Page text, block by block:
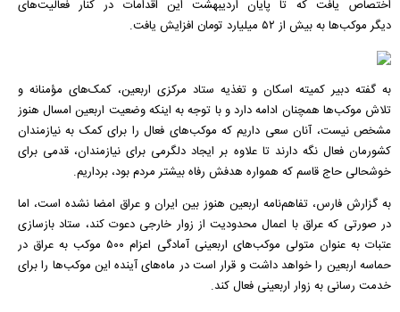
اختصاص یافت که تا پایان اردیبهشت این اقدامات در کنار فعالیت‌های
دیگر موکب‌ها به بیش از ۵۲ میلیارد تومان افزایش یافت.
به گفته دبیر کمیته اسکان و تغذیه ستاد مرکزی اربعین، کمک‌های مؤمنانه و
تلاش موکب‌ها همچنان ادامه دارد و با توجه به اینکه وضعیت اربعین امسال هنوز
مشخص نیست، آنان سعی داریم که موکب‌های فعال را برای کمک به نیازمندان
کشورمان فعال نگه دارند تا علاوه بر ایجاد دلگرمی برای نیازمندان، قدمی برای
خوشحالی حاج قاسم که همواره هدفش رفاه بیشتر مردم بود، برداریم.
به گزارش فارس، تفاهم‌نامه اربعین هنوز بین ایران و عراق امضا نشده است، اما
در صورتی که عراق با اعمال محدودیت از زوار خارجی دعوت کند، ستاد بازسازی
عتبات به عنوان متولی موکب‌های اربعینی آمادگی اعزام ۵۰۰ موکببه عراق در
حماسه اربعین را خواهد داشت و قرار است در ماه‌های آینده این موکب‌ها را برای
خدمت رسانی به زوار اربعینی فعال کند.